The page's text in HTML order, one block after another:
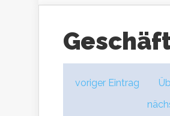
voriger Eintrag